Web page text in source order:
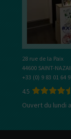
28 rue de la Paix
44600 SAINT-
+33 (0) 9 83 01 64
4.5
Ouvert du lundi